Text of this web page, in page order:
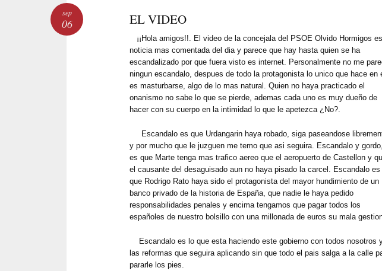
EL VIDEO
¡¡Hola amigos!!. El video de la concejala del PSOE Olvido Hormigos
noticia mas comentada del dia y parece que hay hasta quien se ha
escandalizado por que fuera visto es internet. Personalmente no me
ningun escandalo, despues de todo la protagonista lo unico que hace en
es masturbarse, algo de lo mas natural. Quien no haya practicado el
onanismo no sabe lo que se pierde, ademas cada uno es muy dueño de
hacer con su cuerpo en la intimidad lo que le apetezca ¿No?.
Escandalo es que Urdangarin haya robado, siga paseandose
y por mucho que le juzguen me temo que asi seguira. Escandalo y gordo,
es que Marte tenga mas trafico aereo que el aeropuerto de Castellon y
el causante del desaguisado aun no haya pisado la carcel. Escandalo es
que Rodrigo Rato haya sido el protagonista del mayor hundimiento de un
banco privado de la historia de España, que nadie le haya pedido
responsabilidades penales y encima tengamos que pagar todos los
españoles de nuestro bolsillo con una millonada de euros su mala
Escandalo es lo que esta haciendo este gobierno con todos nosotros
las reformas que seguira aplicando sin que todo el pais salga a la calle
pararle los pies.
sep
06